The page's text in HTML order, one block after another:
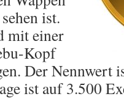
ist.
mit einer
Kopf
Der Nennwert
ist auf 3.500